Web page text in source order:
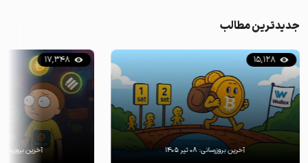
جدیدترین مطالب
15,128
آخرین بروزرسانی: ۰۸ تیر ۱۴۰۵
17,348
آخرین